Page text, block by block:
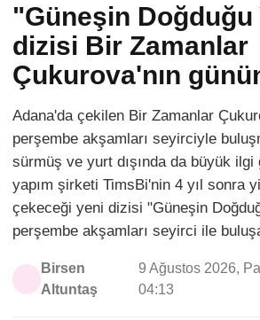
"Güneşin Doğduğu
dizisi Bir Zamanlar
Çukurova'nın
Adana'da çekilen Bir Zamanlar
perşembe akşamları seyirciyle
sürmüş ve yurt dışında da büyük
yapım şirketi TimsBi'nin 4 yıl sonra
çekeceği yeni dizisi "Güneşin
perşembe akşamları seyirci ile
Birsen
Altuntaş
9 Ağustos 2026,
04:13